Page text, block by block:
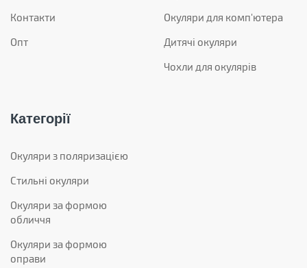
Контакти
Опт
Окуляри для комп'ютера
Дитячі окуляри
Чохли для окулярів
Категорії
Окуляри з поляризацією
Стильні окуляри
Окуляри за формою
обличчя
Окуляри за формою
оправи